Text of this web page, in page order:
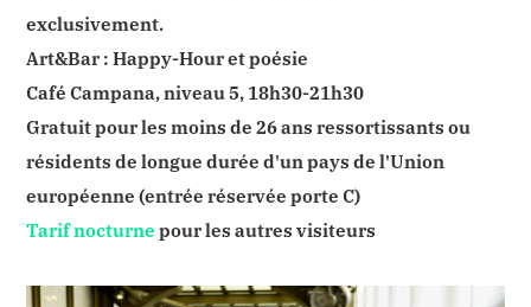
exclusivement.
Art&Bar : Happy-Hour et poésie
Café Campana, niveau 5, 18h30-21h30
Gratuitpour les moins de 26 ans ressortissants ou
résidents de longue durée d'un pays de l'Union
européenne (entrée réservée porte C)
Tarif nocturne pour les autres visiteurs